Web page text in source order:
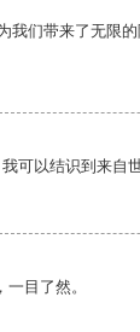
我们带来了无限
可以结识到来自
目了然。